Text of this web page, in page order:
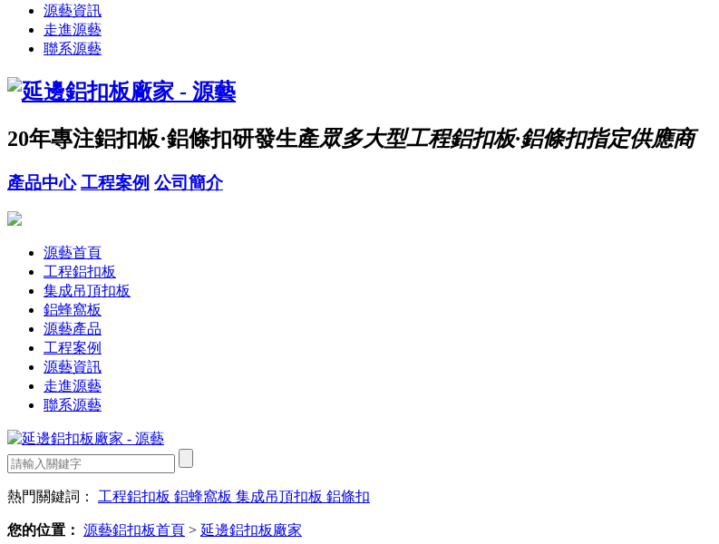
源藝資訊
走進源藝
聯系源藝
20年專注鋁扣板·鋁條扣研發生產眾多大型工程鋁扣板·鋁條扣指定供應商
產品中心 工程案例 公司簡介
源藝首頁
工程鋁扣板
集成吊頂扣板
鋁蜂窩板
源藝產品
工程案例
源藝資訊
走進源藝
聯系源藝
熱門關鍵詞： 工程鋁扣板 鋁蜂窩板 集成吊頂扣板 鋁條扣
您的位置： 源藝鋁扣板首頁 > 延邊鋁扣板廠家